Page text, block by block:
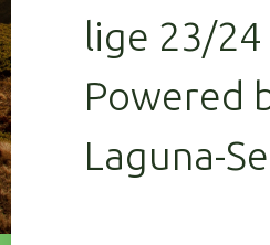
lige 23/24
Powered
Laguna-